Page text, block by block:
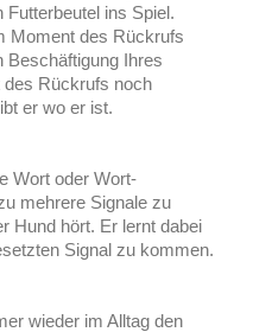
Futterbeutel ins Spiel.
Moment des Rückrufs
Beschäftigung Ihres
Rückrufs noch
er wo er ist.
Wort oder Wort-
mehrere Signale zu
Hund hört. Er lernt dabei
Signal zu kommen.
wieder im Alltag den